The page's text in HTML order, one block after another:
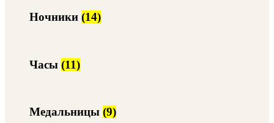
Ночники (14)
Часы (11)
Медальницы (9)